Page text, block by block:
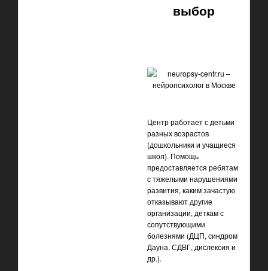
выбор
Центр работает с детьми
разных возрастов
(дошкольники и учащиеся
школ). Помощь
предоставляется ребятам
с тяжелыми нарушениями
развития, каким зачастую
отказывают другие
организации, деткам с
сопутствующими
болезнями (ДЦП, синдром
Дауна, СДВГ, дислексия и
др.).